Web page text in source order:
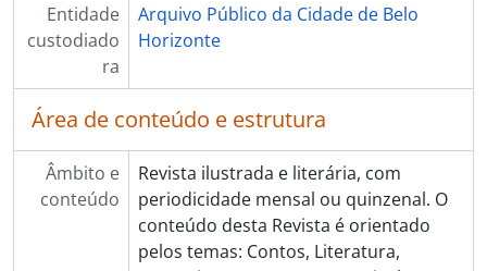
Entidade
custodiado
ra
Arquivo Público da Cidade de Belo
Horizonte
Área de conteúdo e estrutura
Âmbito e
conteúdo
Revista ilustrada e literária, com
periodicidade mensal ou quinzenal. O
conteúdo desta Revista é orientado
pelos temas: Contos, Literatura,